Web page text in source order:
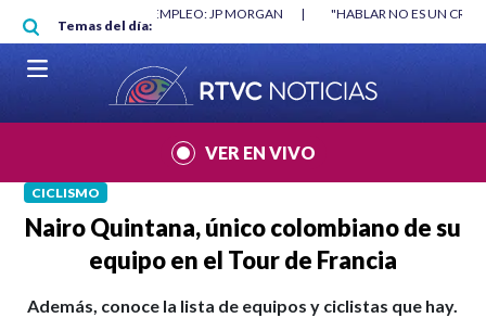
Pasar al contenido principal
Temas del día:
"HABLAR NO ES UN CRIMEN": CARTA DE BETO CORAL |
VER EN VIVO
CICLISMO
Nairo Quintana, único colombiano de su
equipo en el Tour de Francia
Además, conoce la lista de equipos y ciclistas que hay.